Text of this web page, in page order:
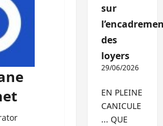
sur
des
loyers
29/06/2026
EN PLEINE
CANICULE
... QUE